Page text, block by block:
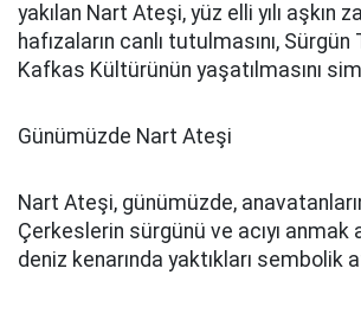
yakılan Nart Ateşi, yüz elli yılı aşkın
hafızaların canlı tutulmasını,
Kafkas Kültürünün yaşatılmasını
Günümüzde Nart Ateşi
Nart Ateşi, günümüzde,
Çerkeslerin sürgünü ve acıyı anmak
deniz kenarında yaktıkları sembolik